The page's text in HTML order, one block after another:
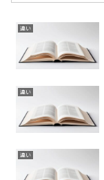
違い
違い
違い